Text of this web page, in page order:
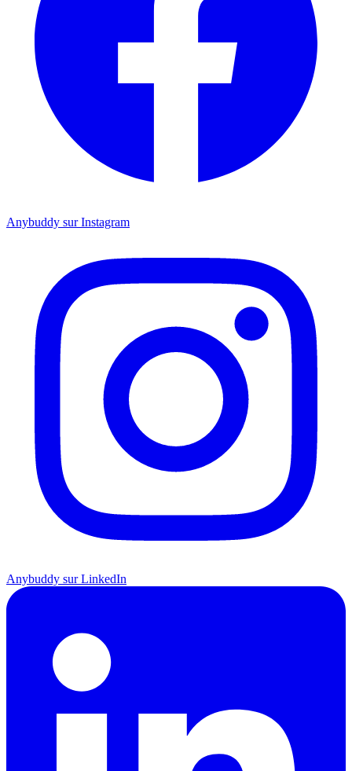
Anybuddy sur Instagram
Anybuddy sur LinkedIn